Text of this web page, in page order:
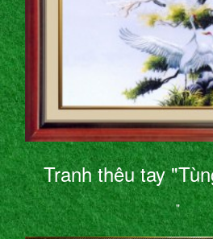
Tranh thêu tay
"